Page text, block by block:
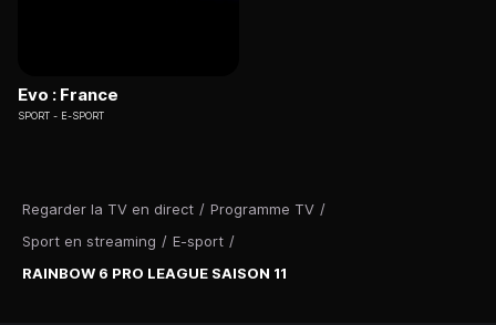
Regarder la TV en direct / Programme TV /
Sport en streaming / E-sport /
RAINBOW 6 PRO LEAGUE SAISON 11
Evo : France
SPORT E-SPORT